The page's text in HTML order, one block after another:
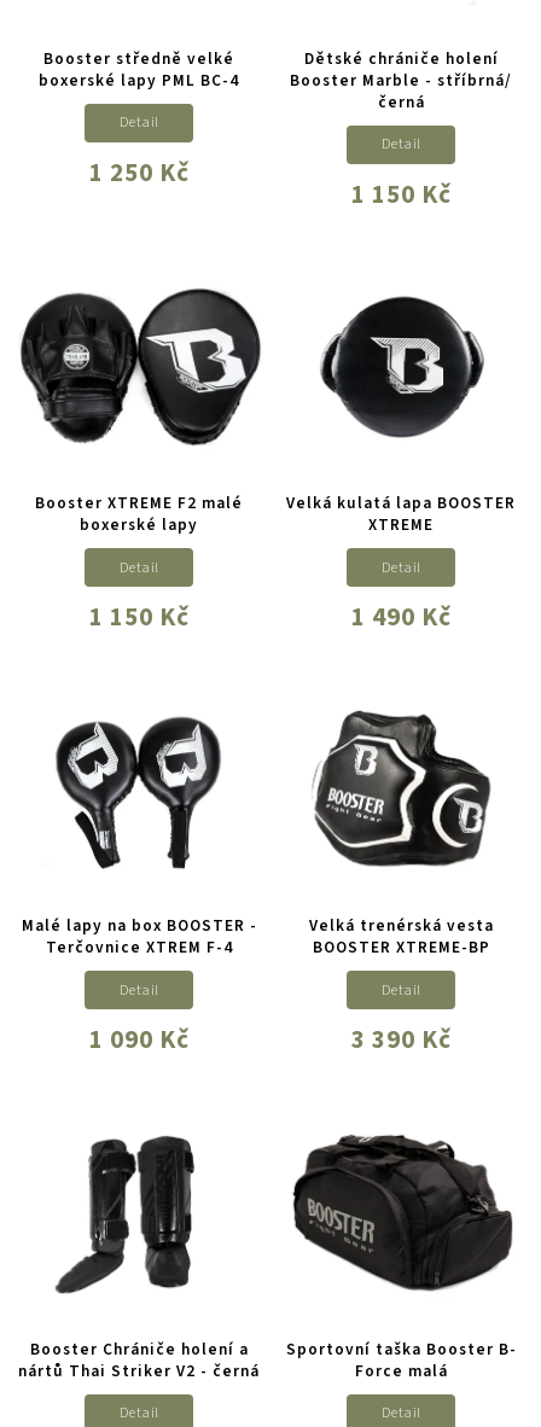
Booster středně velké
boxerské lapy PML BC-4
1 250 Kč
Detail
Dětské chrániče holení
Booster Marble - stříbrná/
černá
1 150 Kč
Detail
Booster XTREME F2 malé
boxerské lapy
1 150 Kč
Detail
Velká kulatá lapa BOOSTER
XTREME
1 490 Kč
Detail
Malé lapy na box BOOSTER -
Terčovnice XTREM F-4
1 090 Kč
Detail
Velká trenérská vesta
BOOSTER XTREME-BP
3 390 Kč
Detail
Booster Chrániče holení a
nártů Thai Striker V2 - černá
Detail
Sportovní taška Booster B-
Force malá
Detail